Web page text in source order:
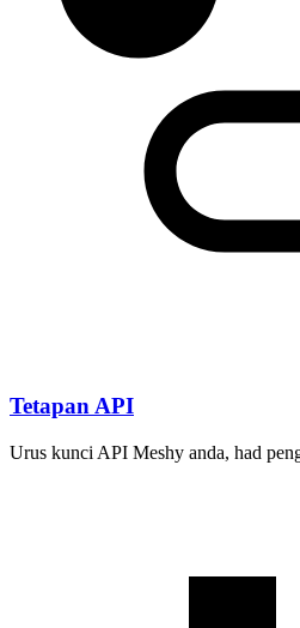
Tetapan API
Urus kunci API Meshy anda, had